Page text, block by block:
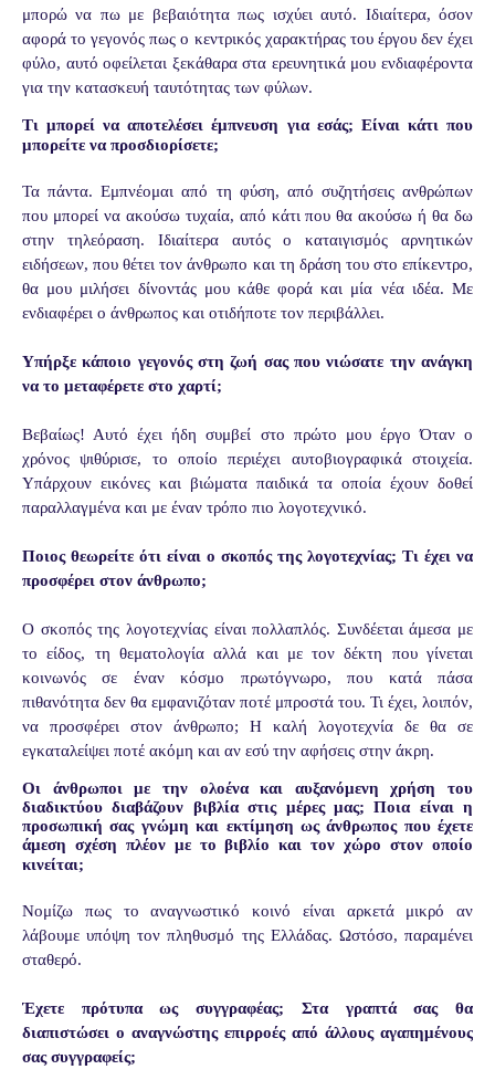
μπορώ να πω με βεβαιότητα πως ισχύει αυτό. Ιδιαίτερα, όσον
αφορά το γεγονός πως ο κεντρικός χαρακτήρας του έργου δεν έχει
φύλο, αυτό οφείλεται ξεκάθαρα στα ερευνητικά μου ενδιαφέροντα
για την κατασκευή ταυτότητας των φύλων.
Τι μπορεί να αποτελέσει έμπνευση για εσάς; Είναι κάτι που
μπορείτε να προσδιορίσετε;
Τα πάντα. Εμπνέομαι από τη φύση, από συζητήσεις ανθρώπων
που μπορεί να ακούσω τυχαία, από κάτι που θα ακούσω ή θα δω
στην τηλεόραση. Ιδιαίτερα αυτός ο καταιγισμός αρνητικών
ειδήσεων, που θέτει τον άνθρωπο και τη δράση του στο επίκεντρο,
θα μου μιλήσει δίνοντάς μου κάθε φορά και μία νέα ιδέα. Με
ενδιαφέρει ο άνθρωπος και οτιδήποτε τον περιβάλλει.
Υπήρξε κάποιο γεγονός στη ζωή σας που νιώσατε την ανάγκη
να το μεταφέρετε στο χαρτί;
Βεβαίως! Αυτό έχει ήδη συμβεί στο πρώτο μου έργο Όταν ο
χρόνος ψιθύρισε, το οποίο περιέχει αυτοβιογραφικά στοιχεία.
Υπάρχουν εικόνες και βιώματα παιδικά τα οποία έχουν δοθεί
παραλλαγμένα και με έναν τρόπο πιο λογοτεχνικό.
Ποιος θεωρείτε ότι είναι ο σκοπός της λογοτεχνίας; Τι έχει να
προσφέρει στον άνθρωπο;
Ο σκοπός της λογοτεχνίας είναι πολλαπλός. Συνδέεται άμεσα με
το είδος, τη θεματολογία αλλά και με τον δέκτη που γίνεται
κοινωνός σε έναν κόσμο πρωτόγνωρο, που κατά πάσα
πιθανότητα δεν θα εμφανιζόταν ποτέ μπροστά του. Τι έχει, λοιπόν,
να προσφέρει στον άνθρωπο; Η καλή λογοτεχνία δε θα σε
εγκαταλείψει ποτέ ακόμη και αν εσύ την αφήσεις στην άκρη.
Οι άνθρωποι με την ολοένα και αυξανόμενη χρήση του
διαδικτύου διαβάζουν βιβλία στις μέρες μας; Ποια είναι η
προσωπική σας γνώμη και εκτίμηση ως άνθρωπος που έχετε
άμεση σχέση πλέον με το βιβλίο και τον χώρο στον οποίο
κινείται;
Νομίζω πως το αναγνωστικό κοινό είναι αρκετά μικρό αν
λάβουμε υπόψη τον πληθυσμό της Ελλάδας. Ωστόσο, παραμένει
σταθερό.
Έχετε πρότυπα ως συγγραφέας; Στα γραπτά σας θα
διαπιστώσει ο αναγνώστης επιρροές από άλλους αγαπημένους
σας συγγραφείς;